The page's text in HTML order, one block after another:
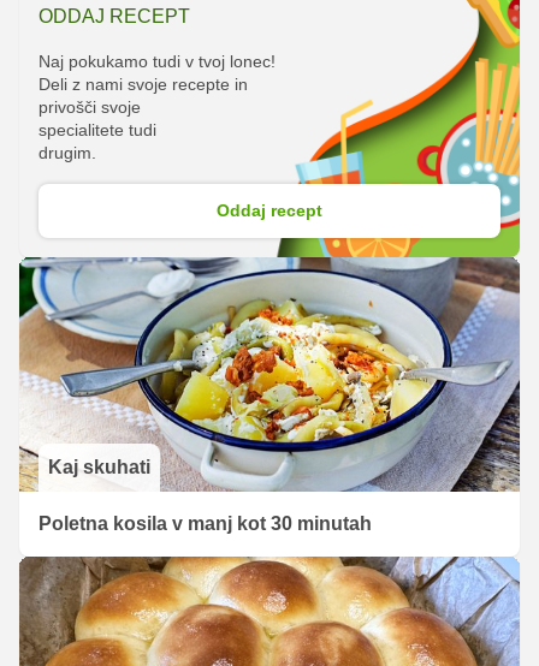
ODDAJ RECEPT
Naj pokukamo tudi v tvoj lonec!
Deli z nami svoje recepte in
privošči svoje
specialitete tudi
drugim.
Oddaj recept
Kaj skuhati
Poletna kosila v manj kot 30 minutah